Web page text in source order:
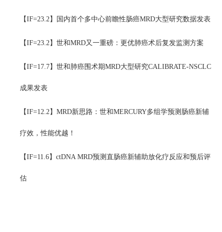
【IF=23.2】国内首个多中心前瞻性肠癌MRD大型研究数据发表
【IF=23.2】世和MRD又一重磅：更优肺癌术后复发监测方案
【IF=17.7】世和肺癌围术期MRD大型研究CALIBRATE-NSCLC
成果发表
【IF=12.2】MRD新思路：世和MERCURY多组学预测肠癌新辅
疗效，性能优越！
【IF=11.6】ctDNA MRD预测直肠癌新辅助放化疗反应和预后评
估